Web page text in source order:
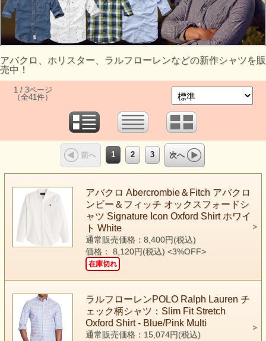
アバクロ、ホリスター、ラルフローレンなどの新作シャツを販
売中！
1 / 3ページ
（全41件）
前へ 1 2 3 次へ
アバクロ Abercrombie＆Fitch アバクロ
ンビー＆フィッチ オックスフォードシ
ャツ Signature Icon Oxford Shirt ホワイ
ト White
通常販売価格：8,400円(税込)
価格： 8,120円(税込) <3%OFF>
在庫切れ
ラルフローレンPOLO Ralph Lauren チ
ェック柄シャツ：Slim Fit Stretch
Oxford Shirt - Blue/Pink Multi
通常販売価格：15,074円(税込)